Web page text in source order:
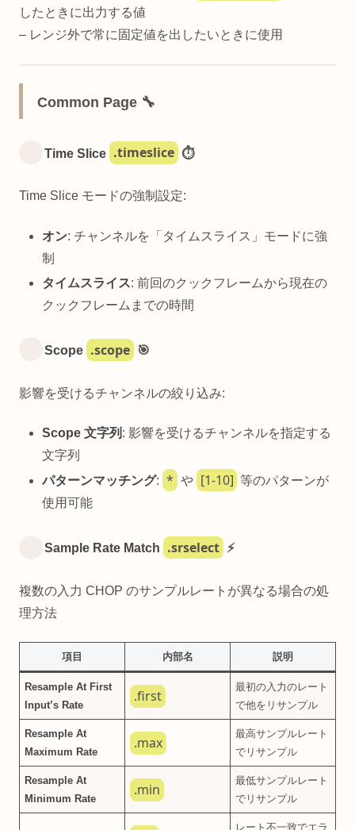
したときに出力する値
– レンジ外で常に固定値を出したいときに使用
Common Page 🔧
Time Slice .timeslice ⏱️
Time Slice モードの強制設定:
オン: チャンネルを「タイムスライス」モードに強
制
タイムスライス: 前回のクックフレームから現在の
クックフレームまでの時間
Scope .scope 🎯
影響を受けるチャンネルの絞り込み:
Scope 文字列 : 影響を受けるチャンネルを指定する
文字列
パターンマッチング: * や [1-10] 等のパターンが
使用可能
Sample Rate Match .srselect ⚡
複数の入力 CHOP のサンプルレートが異なる場合の処
理方法
項目 内部名 説明
Resample At First
Input’s Rate
.first
最初の入力のレート
で他をリサンプル
Resample At
Maximum Rate
.max
最高サンプルレート
でリサンプル
Resample At
Minimum Rate
.min
最低サンプルレート
でリサンプル
レート不一致でエラ